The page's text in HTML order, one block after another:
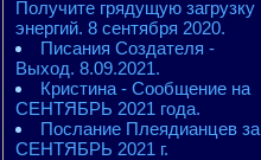
Получите грядущую загрузку
энергий. 8 сентября 2020.
Писания Создателя -
Выход. 8.09.2021.
Кристина - Сообщение на
СЕНТЯБРЬ 2021 года.
Послание Плеядианцев за
СЕНТЯБРЬ 2021 г.